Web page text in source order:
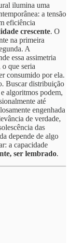
ilumina uma
a tensão
eficiência
crescente. O
na primeira
A
essa assimetria
que seria
consumido por ela.
Buscar distribuição
algoritmos podem,
até
engenhada
de verdade,
das
depende de algo
a capacidade
ser lembrado.